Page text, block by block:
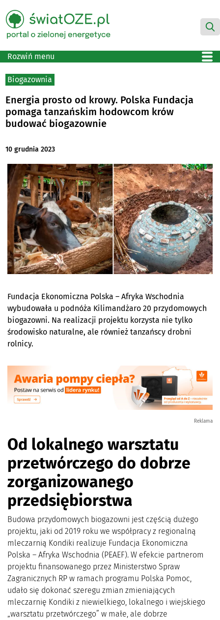
Rozwiń menu
Biogazownia
Energia prosto od krowy. Polska Fundacja
pomaga tanzańskim hodowcom krów
budować biogazownie
10 grudnia 2023
Fundacja Ekonomiczna Polska – Afryka Wschodnia
wybudowała u podnóża Kilimandżaro 20 przydomowych
biogazowni. Na realizacji projektu korzysta nie tylko
środowisko naturalne, ale również tanzańscy drobni
rolnicy.
Reklama
Od lokalnego warsztatu
przetwórczego do dobrze
zorganizowanego
przedsiębiorstwa
Budowa przydomowych biogazowni jest częścią dużego
projektu, jaki od 2019 roku we współpracy z regionalną
mleczarnią Kondiki realizuje Fundacja Ekonomiczna
Polska – Afryka Wschodnia (PEAEF). W efekcie partnerom
projektu finansowanego przez Ministerstwo Spraw
Zagranicznych RP w ramach programu Polska Pomoc,
udało się dokonać szeregu zmian zmieniających
mleczarnię Kondiki z niewielkiego, lokalnego i wiejskiego
„warsztatu przetwórczego” w małe, ale dobrze